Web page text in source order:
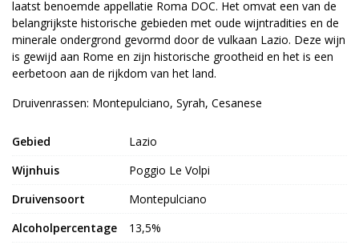
laatst benoemde appellatie Roma DOC. Het omvat een van de
belangrijkste historische gebieden met oude wijntradities en de
minerale ondergrond gevormd door de vulkaan Lazio. Deze wijn
is gewijd aan Rome en zijn historische grootheid en het is een
eerbetoon aan de rijkdom van het land.
Druivenrassen: Montepulciano, Syrah, Cesanese
Gebied
Lazio
Wijnhuis
Poggio Le Volpi
Druivensoort
Montepulciano
Alcoholpercentage
13,5%